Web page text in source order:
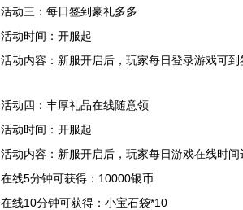
活动三：每日签到豪礼多多
活动时间：开服起
活动内容：新服开启后，玩家每日登录游戏可
活动四：丰厚礼品在线随意领
活动时间：开服起
活动内容：新服开启后，玩家每日游戏在线时
在线5分钟可获得：10000银币
在线10分钟可获得：小宝石袋*10